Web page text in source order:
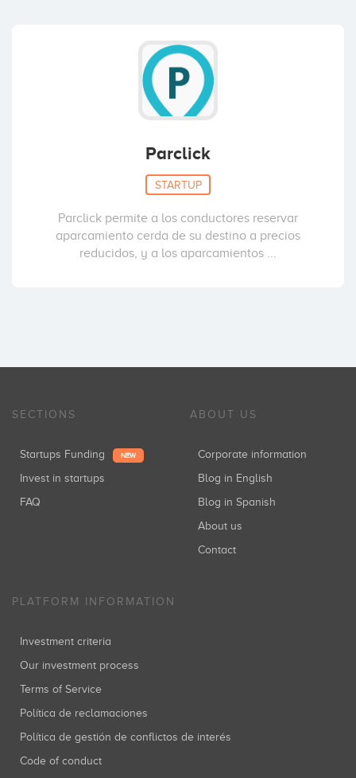
Parclick
STARTUP
Parclick permite a los conductores reservar
aparcamiento cerda de su destino a precios
reducidos, y a los aparcamientos ...
SECTIONS
Startups Funding NEW
Invest in startups
FAQ
ABOUT US
Corporate information
Blog in English
Blog in Spanish
About us
Contact
PLATFORM INFORMATION
Investment criteria
Our investment process
Terms of Service
Política de reclamaciones
Política de gestión de conflictos de interés
Code of conduct